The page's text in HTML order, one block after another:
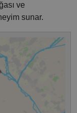
ve
sunar.